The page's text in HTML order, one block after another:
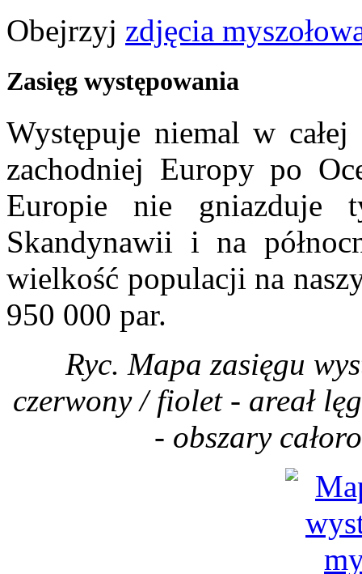
Obejrzyj zdjęcia
Zasięg występowania
Występuje niemal w
zachodniej Europy po
Europie nie gniazduje
Skandynawii i na
wielkość populacji na
950 000 par.
Ryc. Mapa zasięgu
czerwony / fiolet - areał
- obszary